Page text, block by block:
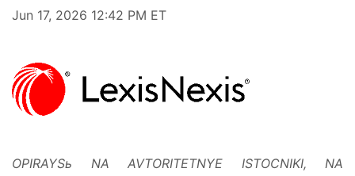
Jun 17, 2026 12:42 PM ET
OPIRAYSь NA AVTORITETNYE ISTOCNIKI, NA